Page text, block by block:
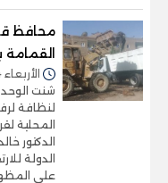
الأربعاء 04/فبراير/2026 - 03:47 م
شنت
لنظافة
المحلية
الدكتور
الدولة
على